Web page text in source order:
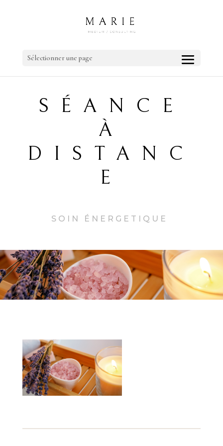
Sélectionner une page
SÉANCE
À
DISTANC
E
SOIN ÉNERGETIQUE